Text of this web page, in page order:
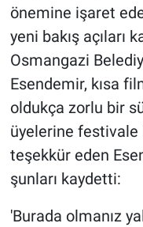
önemine işaret
yeni bakış açıları
Osmangazi
Esendemir, kısa
oldukça zorlu bir
üyelerine festivale
teşekkür eden
şunları kaydetti:
'Burada olmanız